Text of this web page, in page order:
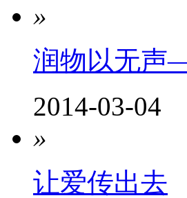
»
润物以无声
2014-03-04
»
让爱传出去